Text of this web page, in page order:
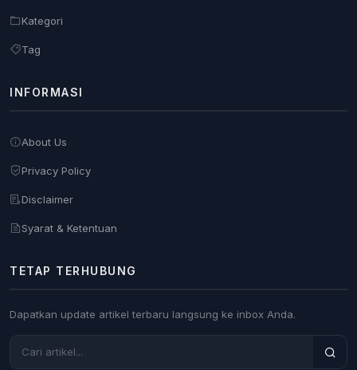
Kategori
Tag
INFORMASI
About Us
Privacy Policy
Disclaimer
Syarat & Ketentuan
TETAP TERHUBUNG
Dapatkan update artikel terbaru langsung ke inbox Anda.